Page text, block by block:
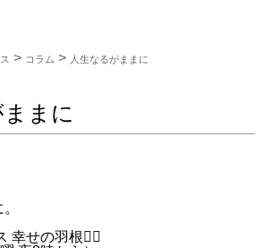
ニキビ
コラム
> コラム > 人生なるがままに
まに
幸せの羽根🧚‍♀️